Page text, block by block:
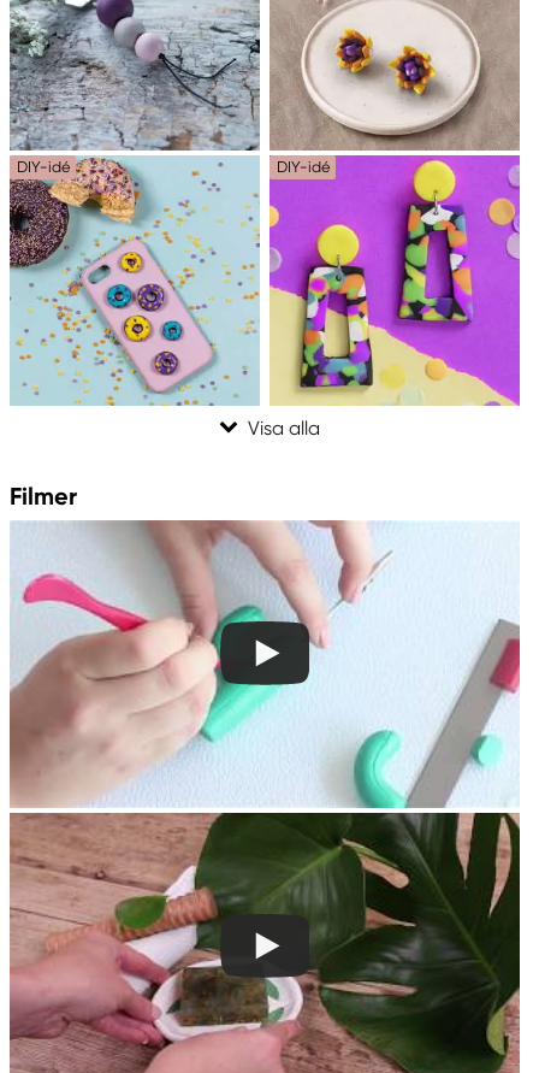
DIY-idé DIY-idé
Filmer